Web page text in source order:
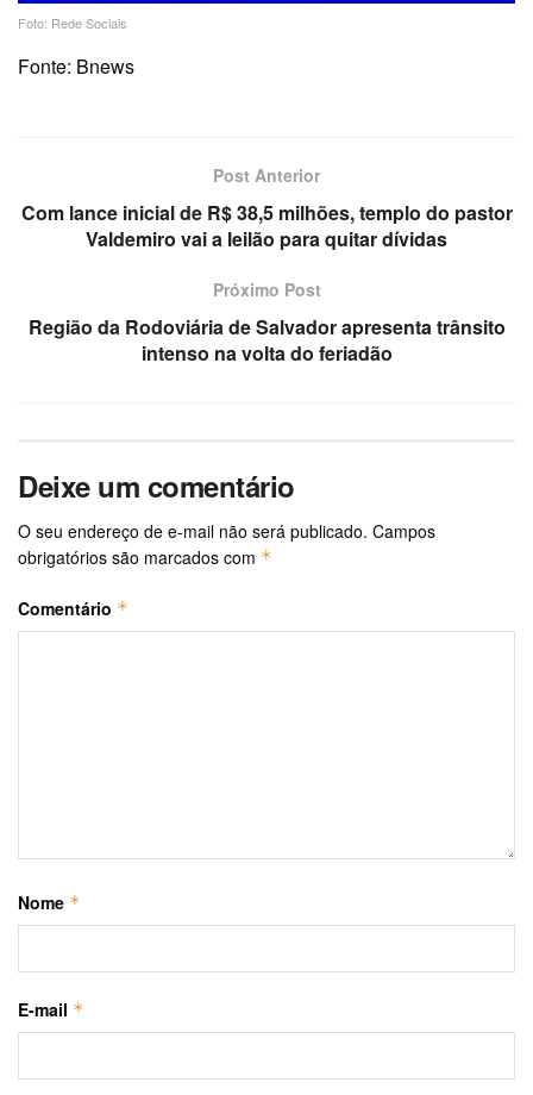
Foto: Rede Sociais
Fonte: Bnews
Post Anterior
Com lance inicial de R$ 38,5 milhões, templo do pastor
Valdemiro vai a leilão para quitar dívidas
Próximo Post
Região da Rodoviária de Salvador apresenta trânsito
intenso na volta do feriadão
Deixe um comentário
O seu endereço de e-mail não será publicado. Campos
obrigatórios são marcados com *
Comentário *
Nome *
E-mail *